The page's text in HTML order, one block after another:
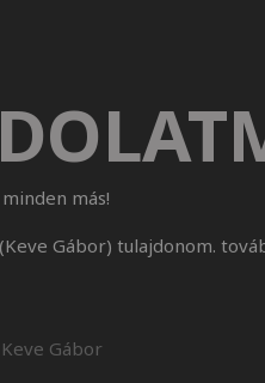
más!
Gábor) tulajdonom.
Gábor